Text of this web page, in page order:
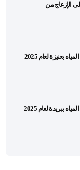
الإزعاج من
من هي أفضل شركة عزل خزانات المياه بعنيزة لعام 2025
من هي أفضل شركة عزل خزانات المياه ببريدة لعام 2025